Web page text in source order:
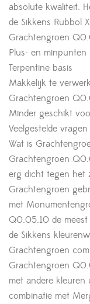
absolute kwaliteit.
de Sikkens Rubbol
Grachtengroen
Plus- en minpunten
Terpentine basis
Makkelijk te
Grachtengroen
Minder geschikt
Veelgestelde
Wat is
Grachtengroen
erg dicht tegen het
Grachtengroen
met
Q0.05.10 de
de Sikkens
Grachtengroen
Grachtengroen
met andere kleuren
combinatie met